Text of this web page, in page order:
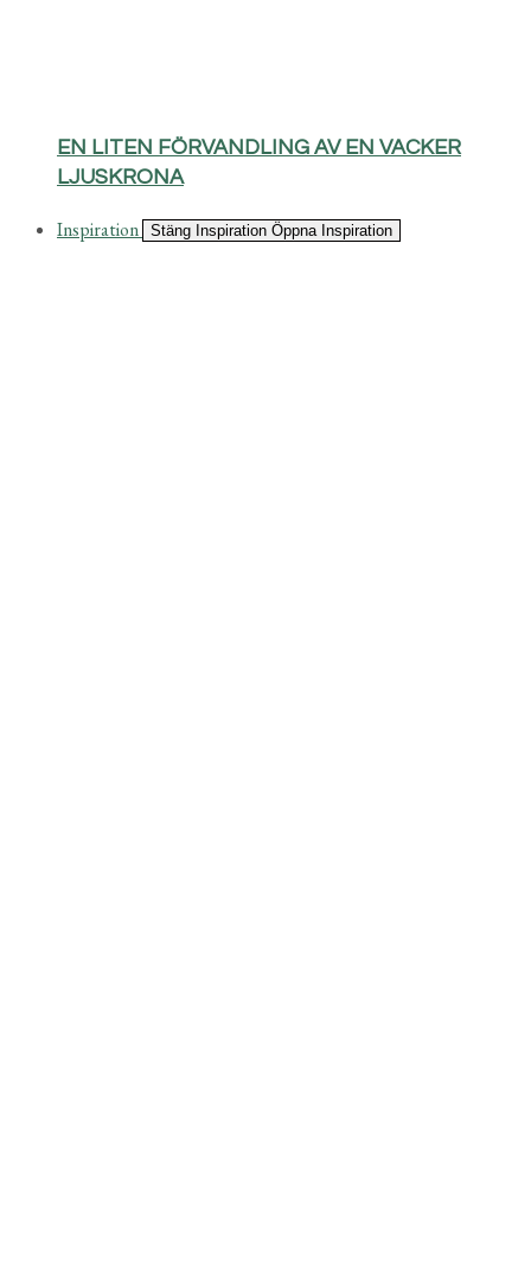
EN LITEN FÖRVANDLING AV EN VACKER
LJUSKRONA
Inspiration Stäng Inspiration Öppna Inspiration